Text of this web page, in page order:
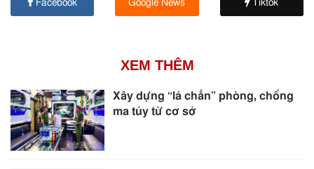
Facebook Google News Tiktok
XEM THÊM
Xây dựng “lá chắn” phòng, chống
ma túy từ cơ sở